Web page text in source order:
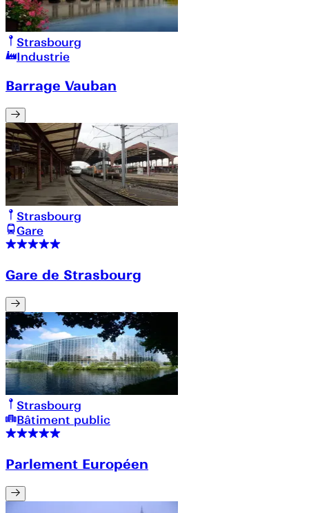
Strasbourg
Industrie
Barrage Vauban
Strasbourg
Gare
Gare de Strasbourg
Strasbourg
Bâtiment public
Parlement Européen